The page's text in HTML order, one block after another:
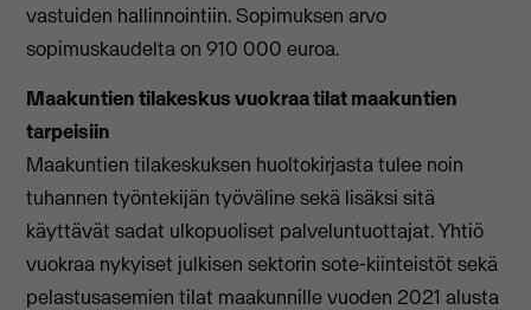
vastuiden hallinnointiin. Sopimuksen arvo
sopimuskaudelta on 910 000 euroa.
Maakuntien tilakeskus vuokraa tilat maakuntien
tarpeisiin
Maakuntien tilakeskuksen huoltokirjasta tulee noin
tuhannen työntekijän työväline sekä lisäksi sitä
käyttävät sadat ulkopuoliset palveluntuottajat. Yhtiö
vuokraa nykyiset julkisen sektorin sote-kiinteistöt sekä
pelastusasemien tilat maakunnille vuoden 2021 alusta